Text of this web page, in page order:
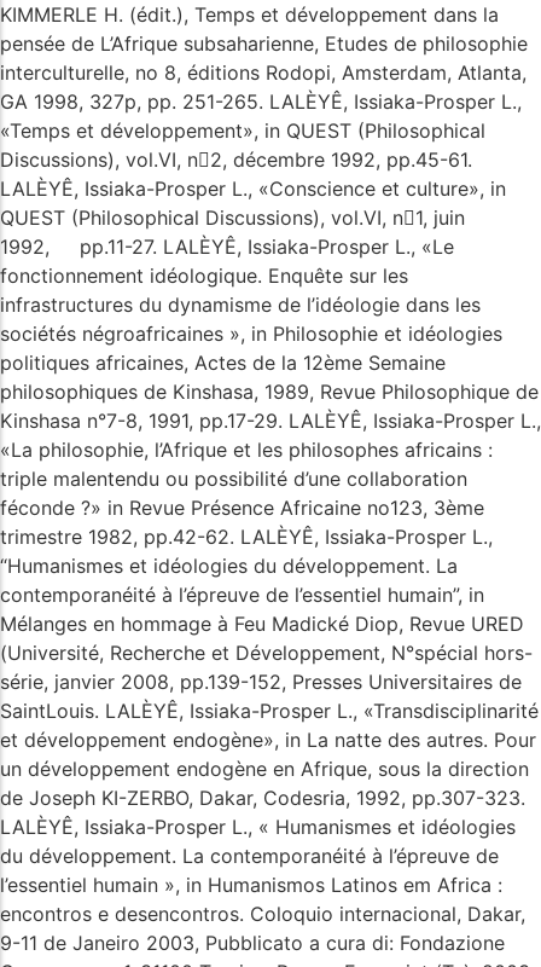
KIMMERLE H. (édit.), Temps et développement dans la
pensée de L’Afrique subsaharienne, Etudes de philosophie
interculturelle, no 8, éditions Rodopi, Amsterdam, Atlanta,
GA 1998, 327p, pp. 251-265. LALÈYÊ, Issiaka-Prosper L.,
«Temps et développement», in QUEST (Philosophical
Discussions), vol.VI, n2, décembre 1992, pp.45-61.
LALÈYÊ, Issiaka-Prosper L., «Conscience et culture», in
QUEST (Philosophical Discussions), vol.VI, n1, juin
1992, pp.11-27. LALÈYÊ, Issiaka-Prosper L., «Le
fonctionnement idéologique. Enquête sur les
infrastructures du dynamisme de l’idéologie dans les
sociétés négroafricaines », in Philosophie et idéologies
politiques africaines, Actes de la 12ème Semaine
philosophiques de Kinshasa, 1989, Revue Philosophique de
Kinshasa n°7-8, 1991, pp.17-29. LALÈYÊ, Issiaka-Prosper L.,
«La philosophie, l’Afrique et les philosophes africains :
triple malentendu ou possibilité d’une collaboration
féconde ?» in Revue Présence Africaine no123, 3ème
trimestre 1982, pp.42-62. LALÈYÊ, Issiaka-Prosper L.,
“Humanismes et idéologies du développement. La
contemporanéité à l’épreuve de l’essentiel humain”, in
Mélanges en hommage à Feu Madické Diop, Revue URED
(Université, Recherche et Développement, N°spécial hors-
série, janvier 2008, pp.139-152, Presses Universitaires de
SaintLouis. LALÈYÊ, Issiaka-Prosper L., «Transdisciplinarité
et développement endogène», in La natte des autres. Pour
un développement endogène en Afrique, sous la direction
de Joseph KI-ZERBO, Dakar, Codesria, 1992, pp.307-323.
LALÈYÊ, Issiaka-Prosper L., « Humanismes et idéologies
du développement. La contemporanéité à l’épreuve de
l’essentiel humain », in Humanismos Latinos em Africa :
encontros e desencontros. Coloquio internacional, Dakar,
9-11 de Janeiro 2003, Pubblicato a cura di: Fondazione